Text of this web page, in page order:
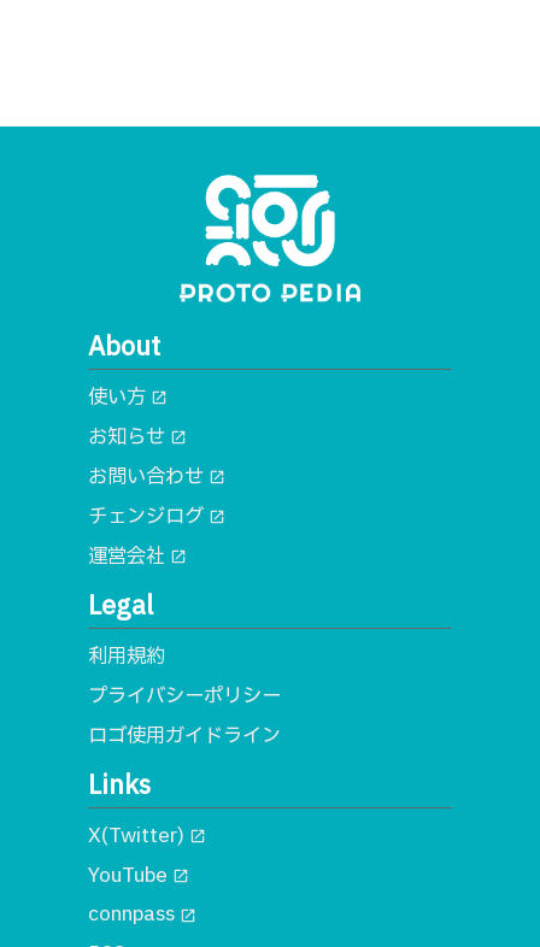
About
使い方 open_in_new
お知らせ open_in_new
お問い合わせ open_in_new
チェンジログ open_in_new
運営会社 open_in_new
Legal
利用規約
プライバシーポリシー
ロゴ使用ガイドライン
Links
X(Twitter) open_in_new
YouTube open_in_new
connpass open_in_new